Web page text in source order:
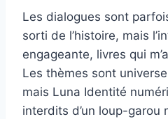
Les dialogues sont
sorti de l’histoire, mais
engageante, livres qui
Les thèmes sont
mais Luna Identité
interdits d’un loup-garou